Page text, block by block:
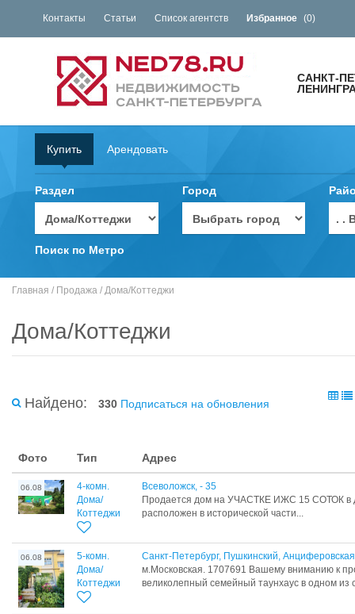
Контакты Статьи Список агентств Избранное (0)
САНКТ-
Купить Арендовать
Раздел Город
. .
Поиск по Метро
Главная / Продажа / Дома/Коттеджи
Дома/Коттеджи
Найдено: 330 Подписаться на обновления
Фото Тип Адрес
06.08
4-комн.
Дома/
Коттеджи
Всеволожск, - 35
Продается дом на УЧАСТКЕ ИЖС 15 СОТОК в
расположен в исторической части...
06.08
5-комн.
Дома/
Коттеджи
Санкт-Петербург, Пушкинский,
м.Московская. 1707691 Вашему вниманию к
великолепный семейный таунхаус в одном из